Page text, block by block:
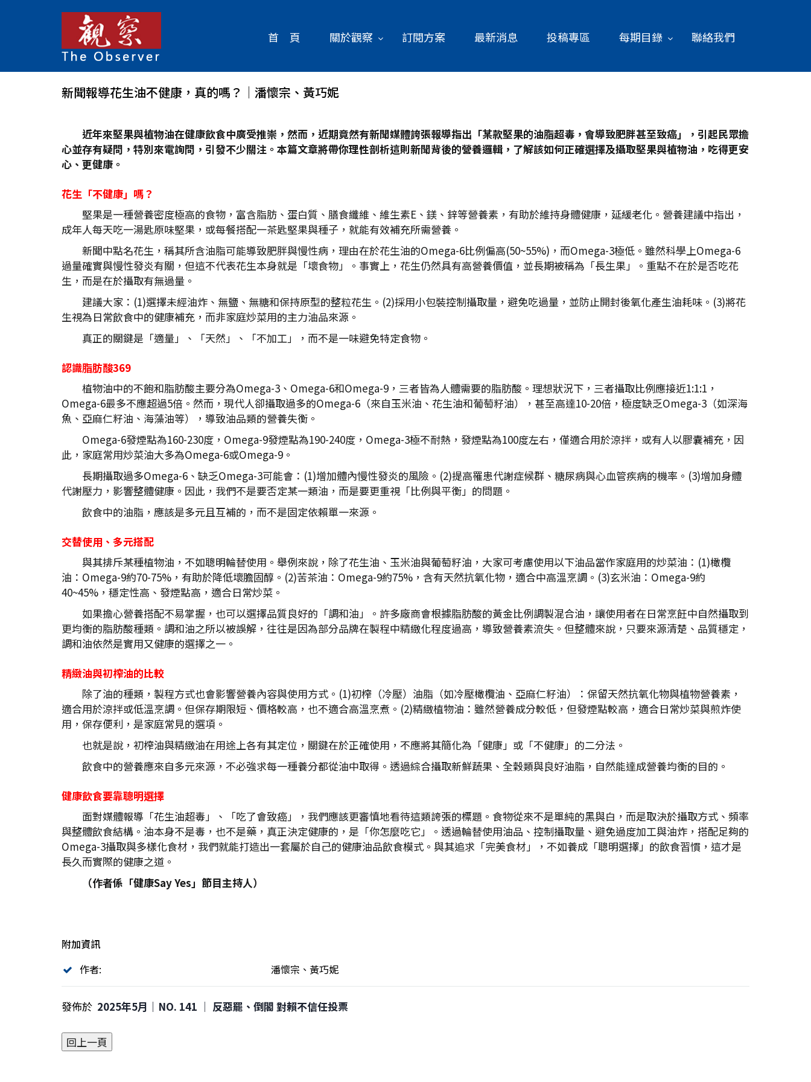
首 頁 關於觀察 訂閱方案 最新消息 投稿專區 每期目錄 聯絡我們
新聞報導花生油不健康，真的嗎？│潘懷宗、黃巧妮
近年來堅果與植物油在健康飲食中廣受推崇，然而，近期竟然有新聞媒體誇張報導指出「某款堅果的油脂超毒，會導致肥胖甚至致癌」，引起民眾擔
心並存有疑問，特別來電詢問，引發不少關注。本篇文章將帶你理性剖析這則新聞背後的營養邏輯，了解該如何正確選擇及攝取堅果與植物油，吃得更安
心、更健康。
花生「不健康」嗎？
堅果是一種營養密度極高的食物，富含脂肪、蛋白質、膳食纖維、維生素E、鎂、鋅等營養素，有助於維持身體健康，延緩老化。營養建議中指出，
成年人每天吃一湯匙原味堅果，或每餐搭配一茶匙堅果與種子，就能有效補充所需營養。
新聞中點名花生，稱其所含油脂可能導致肥胖與慢性病，理由在於花生油的Omega-6比例偏高(50~55%)，而Omega-3極低。雖然科學上Omega-6
過量確實與慢性發炎有關，但這不代表花生本身就是「壞食物」。事實上，花生仍然具有高營養價值，並長期被稱為「長生果」。重點不在於是否吃花
生，而是在於攝取有無過量。
建議大家：(1)選擇未經油炸、無鹽、無糖和保持原型的整粒花生。(2)採用小包裝控制攝取量，避免吃過量，並防止開封後氧化產生油耗味。(3)將花
生視為日常飲食中的健康補充，而非家庭炒菜用的主力油品來源。
真正的關鍵是「適量」、「天然」、「不加工」，而不是一味避免特定食物。
認識脂肪酸369
植物油中的不飽和脂肪酸主要分為Omega-3、Omega-6和Omega-9，三者皆為人體需要的脂肪酸。理想狀況下，三者攝取比例應接近1:1:1，
Omega-6最多不應超過5倍。然而，現代人卻攝取過多的Omega-6（來自玉米油、花生油和葡萄籽油），甚至高達10-20倍，極度缺乏Omega-3（如深海
魚、亞麻仁籽油、海藻油等），導致油品類的營養失衡。
Omega-6發煙點為160-230度，Omega-9發煙點為190-240度，Omega-3極不耐熱，發煙點為100度左右，僅適合用於涼拌，或有人以膠囊補充，因
此，家庭常用炒菜油大多為Omega-6或Omega-9。
長期攝取過多Omega-6、缺乏Omega-3可能會：(1)增加體內慢性發炎的風險。(2)提高罹患代謝症候群、糖尿病與心血管疾病的機率。(3)增加身體
代謝壓力，影響整體健康。因此，我們不是要否定某一類油，而是要更重視「比例與平衡」的問題。
飲食中的油脂，應該是多元且互補的，而不是固定依賴單一來源。
交替使用、多元搭配
與其排斥某種植物油，不如聰明輪替使用。舉例來說，除了花生油、玉米油與葡萄籽油，大家可考慮使用以下油品當作家庭用的炒菜油：(1)橄欖
油：Omega-9約70-75%，有助於降低壞膽固醇。(2)苦茶油：Omega-9約75%，含有天然抗氧化物，適合中高溫烹調。(3)玄米油：Omega-9約
40~45%，穩定性高、發煙點高，適合日常炒菜。
如果擔心營養搭配不易掌握，也可以選擇品質良好的「調和油」。許多廠商會根據脂肪酸的黃金比例調製混合油，讓使用者在日常烹飪中自然攝取到
更均衡的脂肪酸種類。調和油之所以被誤解，往往是因為部分品牌在製程中精緻化程度過高，導致營養素流失。但整體來說，只要來源清楚、品質穩定，
調和油依然是實用又健康的選擇之一。
精緻油與初榨油的比較
除了油的種類，製程方式也會影響營養內容與使用方式。(1)初榨（冷壓）油脂（如冷壓橄欖油、亞麻仁籽油）：保留天然抗氧化物與植物營養素，
適合用於涼拌或低溫烹調。但保存期限短、價格較高，也不適合高溫烹煮。(2)精緻植物油：雖然營養成分較低，但發煙點較高，適合日常炒菜與煎炸使
用，保存便利，是家庭常見的選項。
也就是說，初榨油與精緻油在用途上各有其定位，關鍵在於正確使用，不應將其簡化為「健康」或「不健康」的二分法。
飲食中的營養應來自多元來源，不必強求每一種養分都從油中取得。透過綜合攝取新鮮蔬果、全穀類與良好油脂，自然能達成營養均衡的目的。
健康飲食要靠聰明選擇
面對媒體報導「花生油超毒」、「吃了會致癌」，我們應該更審慎地看待這類誇張的標題。食物從來不是單純的黑與白，而是取決於攝取方式、頻率
與整體飲食結構。油本身不是毒，也不是藥，真正決定健康的，是「你怎麼吃它」。透過輪替使用油品、控制攝取量、避免過度加工與油炸，搭配足夠的
Omega-3攝取與多樣化食材，我們就能打造出一套屬於自己的健康油品飲食模式。與其追求「完美食材」，不如養成「聰明選擇」的飲食習慣，這才是
長久而實際的健康之道。
（作者係「健康Say Yes 」節目主持人）
附加資訊
作者:
潘懷宗、黃巧妮
發佈於 2025年5月｜NO. 141 │ 反惡罷、倒閣 對賴不信任投票